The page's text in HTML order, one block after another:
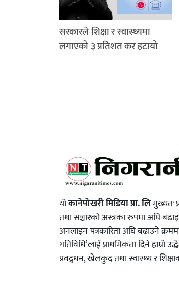
सरकारले शिक्षा र स्वास्थ्यमा
लगाएको ३ प्रतिशत कर हटायो
योकानेपोखरी मिडिया प्रा. लिमुख्यतः
तथा सञ्चारको अस्त्रका रुपमा अघि
अनलाइन पत्रकारिता अघि बढाउने
गतिविधि’लाई प्राथमिकता दिने हाम्रो
प्रवद्र्धन, खेलकुद तथा स्वास्थ्य र